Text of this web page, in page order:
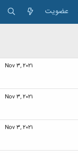
عضویت
Nov 3, 2021
Nov 3, 2021
Nov 3, 2021